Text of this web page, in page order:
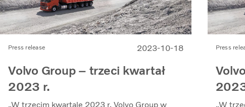
Press release 2023-10-18
Volvo Group – trzeci kwartał
2023 r.
„W trzecim kwartale 2023 r. Volvo Group w
Press
„W